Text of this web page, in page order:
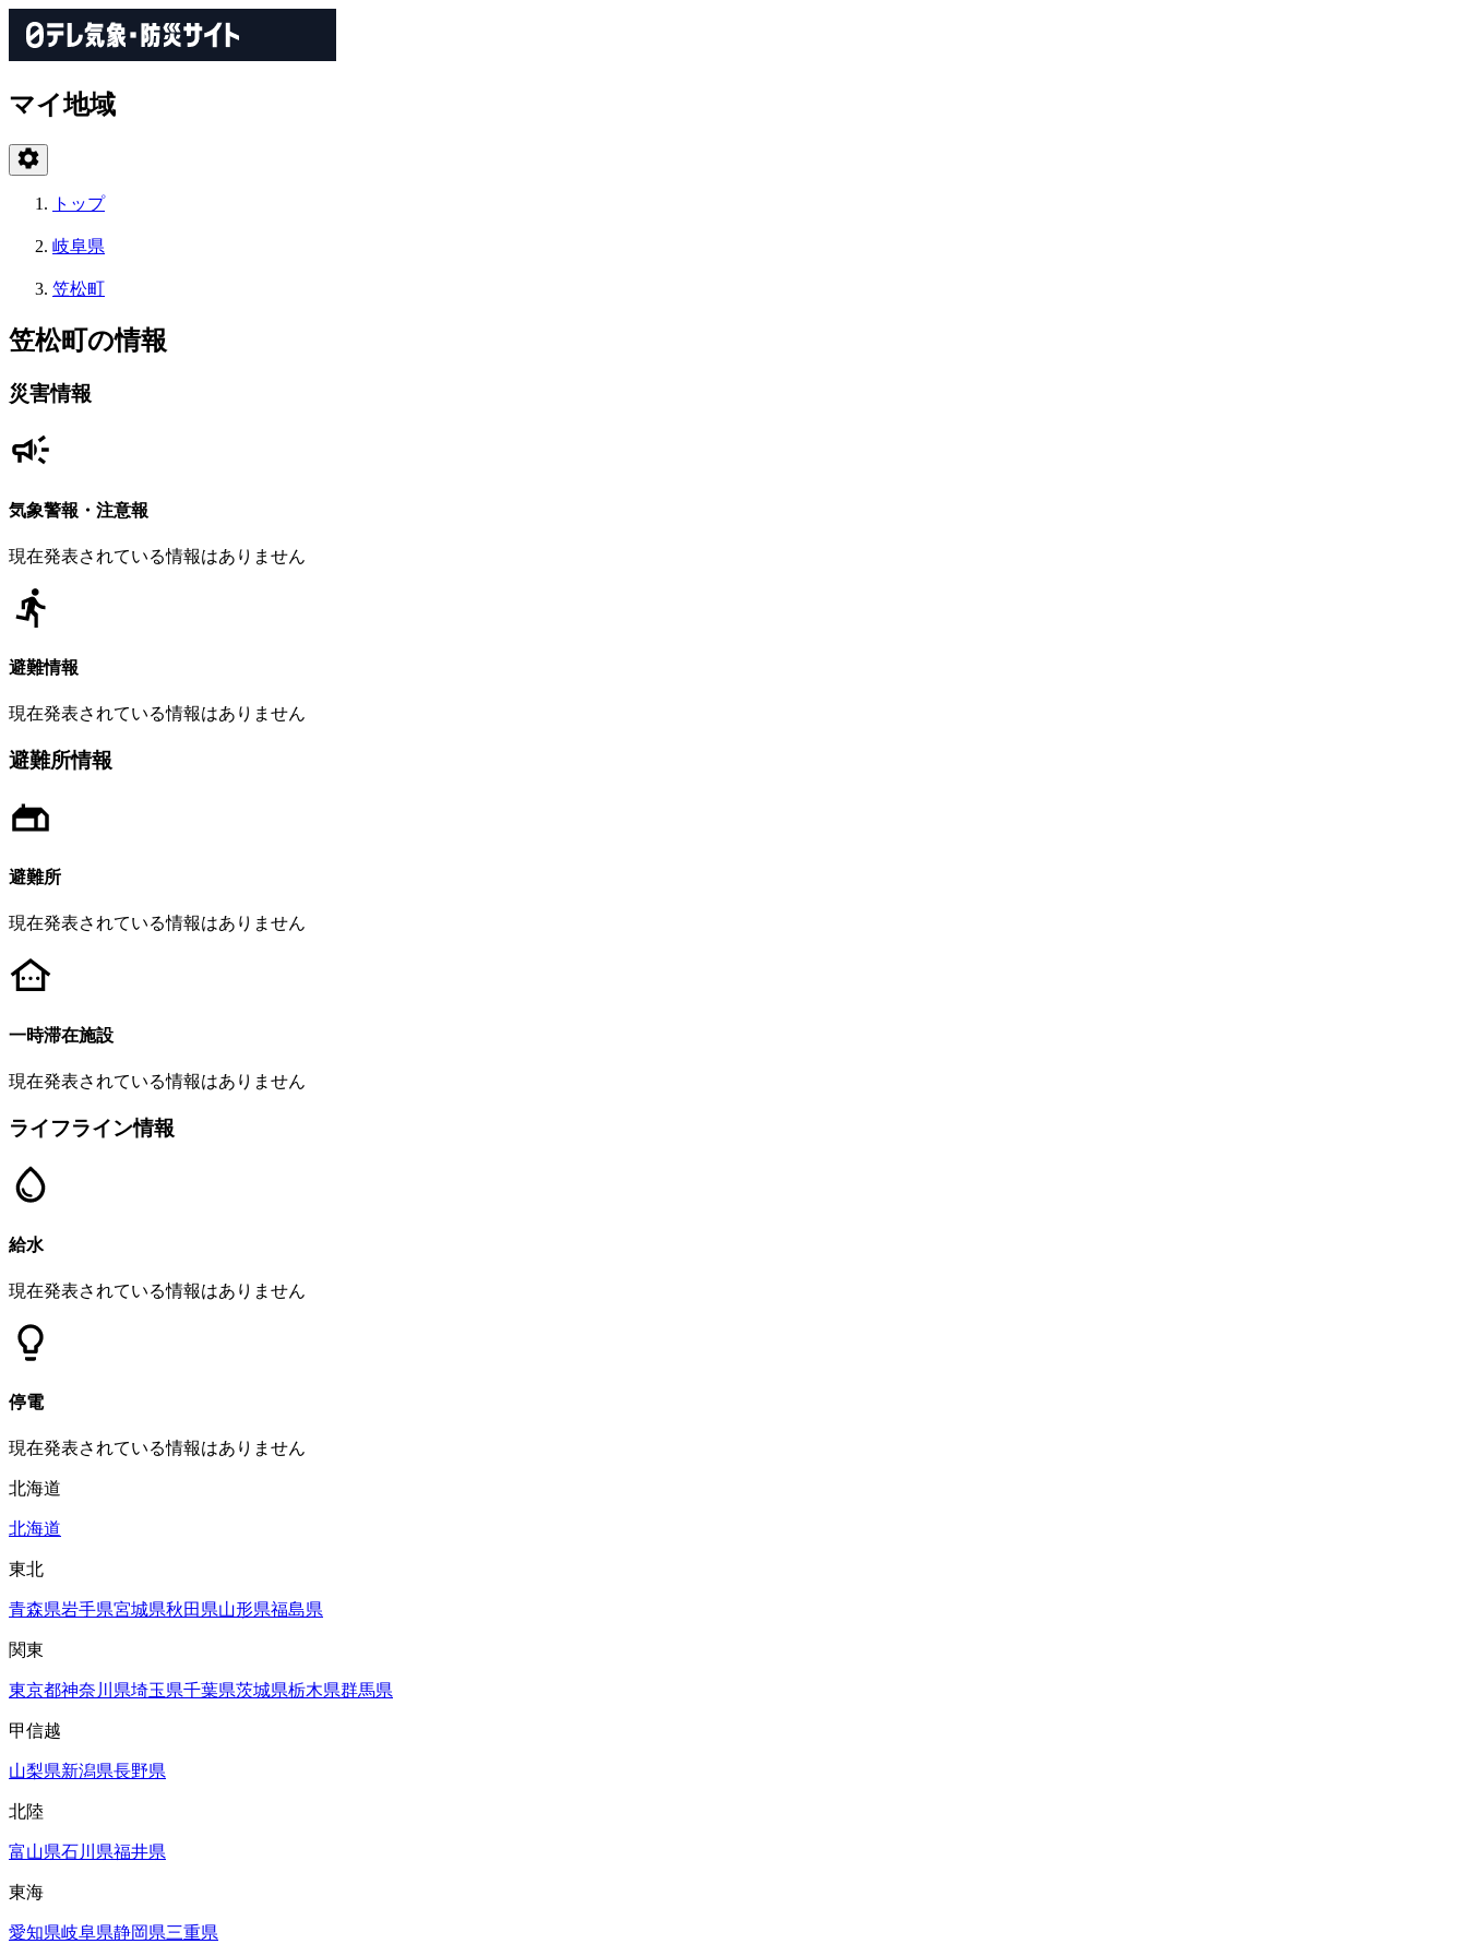
マイ地域
トップ
岐阜県
笠松町
笠松町の情報
災害情報
気象警報・注意報
現在発表されている情報はありません
避難情報
現在発表されている情報はありません
避難所情報
避難所
現在発表されている情報はありません
一時滞在施設
現在発表されている情報はありません
ライフライン情報
給水
現在発表されている情報はありません
停電
現在発表されている情報はありません
北海道
北海道
東北
青森県岩手県宮城県秋田県山形県福島県
関東
東京都神奈川県埼玉県千葉県茨城県栃木県群馬県
甲信越
山梨県新潟県長野県
北陸
富山県石川県福井県
東海
愛知県岐阜県静岡県三重県